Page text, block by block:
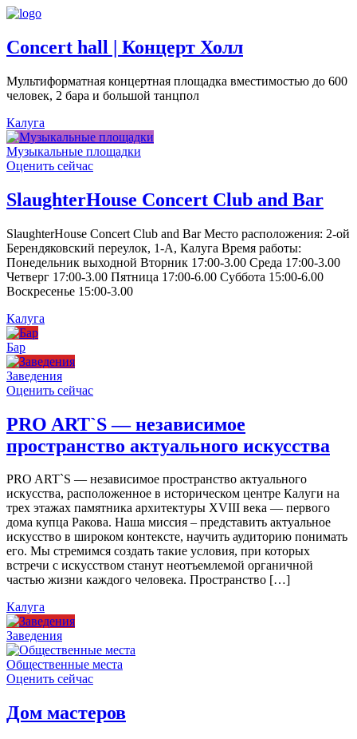
Concert hall | Концерт Холл
Мультиформатная концертная площадка вместимостью до 600
человек, 2 бара и большой танцпол
Калуга
Музыкальные площадки
Оценить сейчас
SlaughterHouse Concert Club and Bar
SlaughterHouse Concert Club and Bar Место расположения: 2-ой
Берендяковский переулок, 1-А, Калуга Время работы:
Понедельник выходной Вторник 17:00-3.00 Среда 17:00-3.00
Четверг 17:00-3.00 Пятница 17:00-6.00 Суббота 15:00-6.00
Воскресенье 15:00-3.00
Калуга
Бар
Заведения
Оценить сейчас
PRO ART`S — независимое
пространство актуального искусства
PRO ART`S — независимое пространство актуального
искусства, расположенное в историческом центре Калуги на
трех этажах памятника архитектуры XVIII века — первого
дома купца Ракова. Наша миссия – представить актуальное
искусство в широком контексте, научить аудиторию понимать
его. Мы стремимся создать такие условия, при которых
встречи с искусством станут неотъемлемой органичной
частью жизни каждого человека. Пространство […]
Калуга
Заведения
Общественные места
Оценить сейчас
Дом мастеров